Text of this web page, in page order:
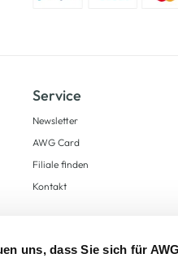
uns, dass Sie sich für
Service
Newsletter
AWG Card
Filiale finden
Kontakt